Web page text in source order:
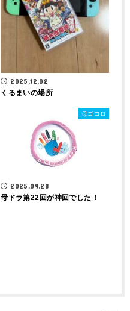
2025.12.02
くるまいの場所
母ゴコロ
2025.09.28
母ドラ第22回が神回でした！